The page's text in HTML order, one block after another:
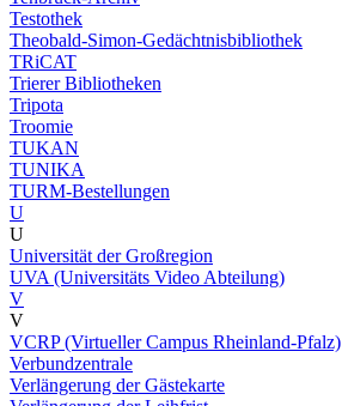
Testothek
Theobald-Simon-Gedächtnisbibliothek
TRiCAT
Trierer Bibliotheken
Tripota
Troomie
TUKAN
TUNIKA
TURM-Bestellungen
U
U
Universität der Großregion
UVA (Universitäts Video Abteilung)
V
V
VCRP (Virtueller Campus Rheinland-Pfalz)
Verbundzentrale
Verlängerung der Gästekarte